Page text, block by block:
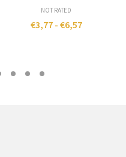
NOT RATED
€3,77 - €6,57